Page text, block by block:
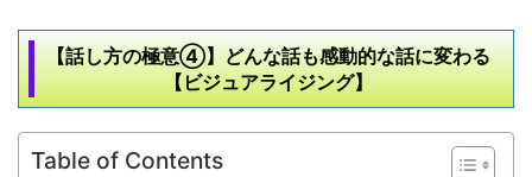
【話し方の極意④】どんな話も感動的な話に変わる
【ビジュアライジング】
Table of Contents